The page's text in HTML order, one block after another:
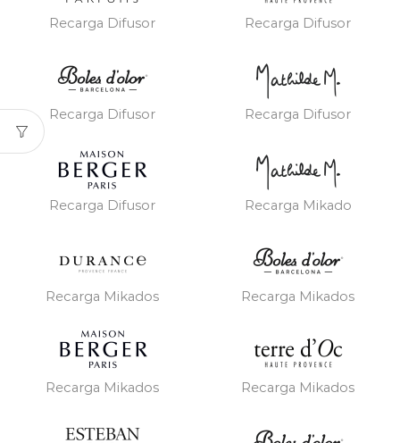
Recarga Difusor Recarga Difusor
Recarga Difusor Recarga Difusor
Recarga Difusor Recarga Mikado
Recarga Mikados Recarga Mikados
Recarga Mikados Recarga Mikados